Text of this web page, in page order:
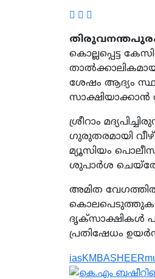
കൊല്ലപ്പെട്ട
ശേഷം ആദ്യം
ശ്രീറാം
ഗുരുതരമായി
മ്യൂസിയം
ശുപാര്‍ശ
അമിത വേഗത്തിൽ
ദൃക്‌സാക്ഷികൾ
പ്രതിഷേധം
iasKMBASHEER